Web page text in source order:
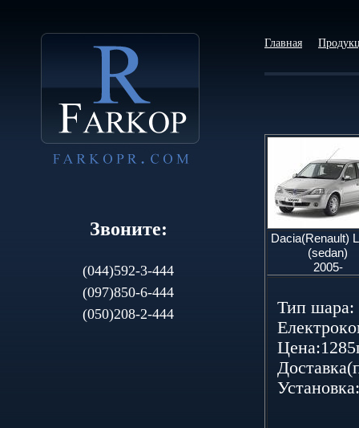
Звоните:
(044)592-3-444
(097)850-6-444
(050)208-2-444
Главная
Dacia(Renault)
(sedan)
2005-
Тип шаpа: